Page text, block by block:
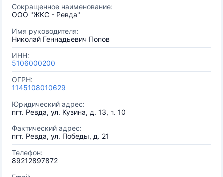
Сокращенное наименование:
ООО "ЖКС - Ревда"
Имя руководителя:
Николай Геннадьевич Попов
ИНН:
5106000200
ОГРН:
1145108010629
Юридический адрес:
пгт. Ревда, ул. Кузина, д. 13, п. 10
Фактический адрес:
пгт. Ревда, ул. Победы, д. 21
Телефон:
89212897872